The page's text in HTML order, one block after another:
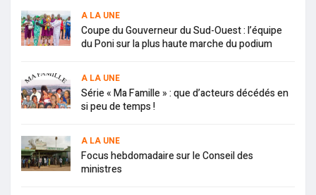
A LA UNE
Coupe du Gouverneur du Sud-Ouest : l’équipe
du Poni sur la plus haute marche du podium
A LA UNE
Série « Ma Famille » : que d’acteurs décédés en
si peu de temps !
A LA UNE
Focus hebdomadaire sur le Conseil des
ministres